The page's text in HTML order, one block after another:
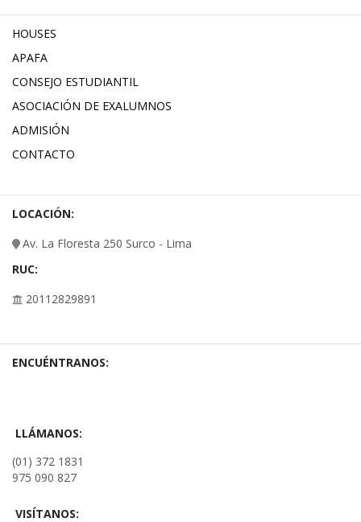
HOUSES
APAFA
CONSEJO ESTUDIANTIL
ASOCIACIÓN DE EXALUMNOS
ADMISIÓN
CONTACTO
LOCACIÓN:
Av. La Floresta 250 Surco - Lima
RUC:
20112829891
ENCUÉNTRANOS:
LLÁMANOS:
(01) 372 1831
975 090 827
VISÍTANOS: